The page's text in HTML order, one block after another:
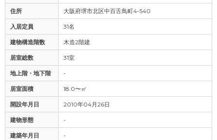
住所 大阪府堺市北区中百舌鳥町4-540
入居定員 31名
建物構造階数 木造2階建
居室総数 31室
地上階・地下階 -
居室面積 18.0〜㎡
開設年月日 2010年04月26日
建物形態 -
建築年月日 -